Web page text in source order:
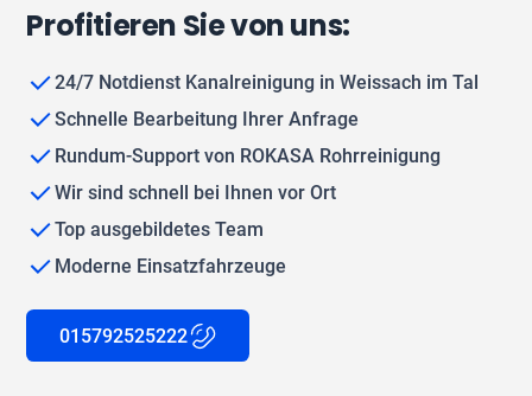
Profitieren Sie von uns:
24/7 Notdienst Kanalreinigung in Weissach im Tal
Schnelle Bearbeitung Ihrer Anfrage
Rundum-Support von ROKASA Rohrreinigung
Wir sind schnell bei Ihnen vor Ort
Top ausgebildetes Team
Moderne Einsatzfahrzeuge
015792525222